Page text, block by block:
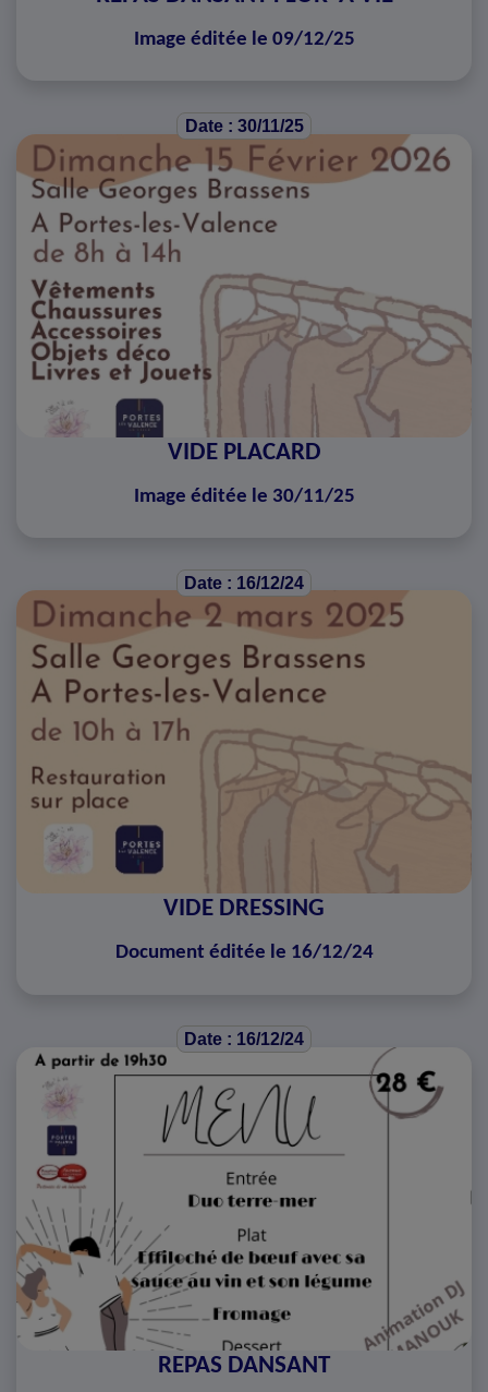
Image éditée le 09/12/25
Date : 30/11/25
VIDE PLACARD
Image éditée le 30/11/25
Date : 16/12/24
VIDE DRESSING
Document éditée le 16/12/24
Date : 16/12/24
REPAS DANSANT